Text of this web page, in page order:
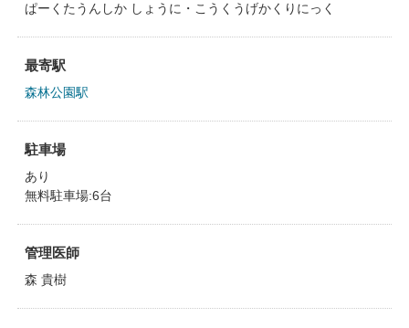
ぱーくたうんしか しょうに・こうくうげかくりにっく
最寄駅
森林公園駅
駐車場
あり
無料駐車場:6台
管理医師
森 貴樹